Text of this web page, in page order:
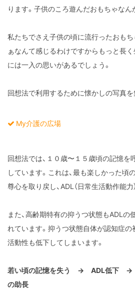
ります。子供のころ遊んだおもちゃなん
私たちでさえ子供の頃に流行ったおも
ぁなんて感じるわけですからもっと長
には一入の思いがあるでしょう。
回想法で利用するために懐かしの写真を
My介護の広場
回想法では、１０歳〜１５歳頃の記憶を
しています。これは、最も楽しかった頃
尊心を取り戻し、ADL（日常生活動作能力
また、高齢期特有の抑うつ状態もADLの
れています。抑うつ状態自体が認知症の
活動性も低下してしまいます。
若い頃の記憶を失う → ADL低下
の助長